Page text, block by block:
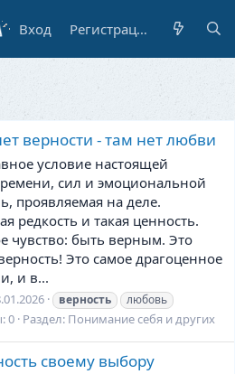
Вход Регистрация
верности - там нет любви
условие настоящей
сил и эмоциональной
проявляемая на деле.
редкость и такая ценность.
чувство: быть верным. Это
Это самое драгоценное
и в...
верность
любовь
0 Раздел: Понимание себя и других
своему выбору